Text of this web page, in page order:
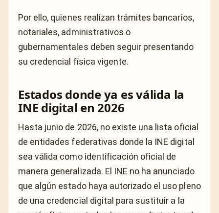
Por ello, quienes realizan trámites bancarios,
notariales, administrativos o
gubernamentales deben seguir presentando
su credencial física vigente.
Estados donde ya es válida la
INE digital en 2026
Hasta junio de 2026, no existe una lista oficial
de entidades federativas donde la INE digital
sea válida como identificación oficial de
manera generalizada. El INE no ha anunciado
que algún estado haya autorizado el uso pleno
de una credencial digital para sustituir a la